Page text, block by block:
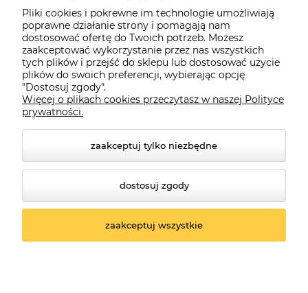
Moje konto
O firmie
Czerwona Dynia|ul. Konarskiego 9a| 66-200 Świebodzin |
Pliki cookies i pokrewne im technologie umożliwiają
poprawne działanie strony i pomagają nam
dostosować ofertę do Twoich potrzeb. Możesz
zaakceptować wykorzystanie przez nas wszystkich
tych plików i przejść do sklepu lub dostosować użycie
plików do swoich preferencji, wybierając opcję
"Dostosuj zgody".
Więcej o plikach cookies przeczytasz w naszej Polityce
prywatności.
zaakceptuj tylko niezbędne
dostosuj zgody
zaakceptuj wszystkie